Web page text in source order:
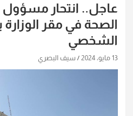
عاجل.. انتحار مسؤول
الصحة في مقر
الشخصي
13 مايو، 2024 سيف البصري